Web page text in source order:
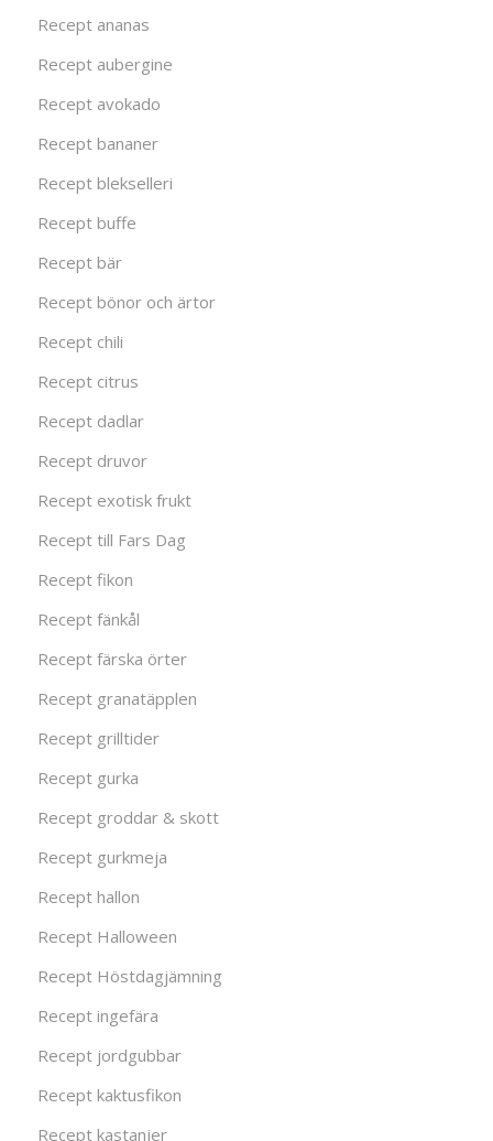
Recept ananas
Recept aubergine
Recept avokado
Recept bananer
Recept blekselleri
Recept buffe
Recept bär
Recept bönor och ärtor
Recept chili
Recept citrus
Recept dadlar
Recept druvor
Recept exotisk frukt
Recept till Fars Dag
Recept fikon
Recept fänkål
Recept färska örter
Recept granatäpplen
Recept grilltider
Recept gurka
Recept groddar & skott
Recept gurkmeja
Recept hallon
Recept Halloween
Recept Höstdagjämning
Recept ingefära
Recept jordgubbar
Recept kaktusfikon
Recept kastanjer